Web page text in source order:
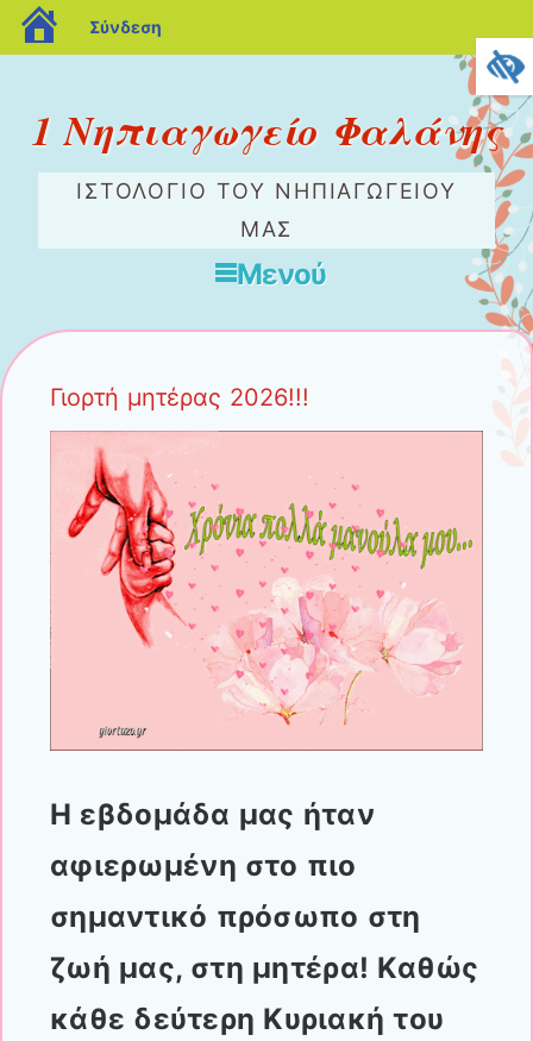
1 Νηπιαγωγείο Φαλάνης
ΙΣΤΟΛΌΓΙΟ ΤΟΥ ΝΗΠΙΑΓΩΓΕΊΟΥ
ΜΑΣ
Μενού
Γιορτή μητέρας 2026!!!
Η εβδομάδα μας ήταν
αφιερωμένη στο πιο
σημαντικό πρόσωπο στη
ζωή μας, στη μητέρα! Καθώς
κάθε δεύτερη Κυριακή του
blogs.sch.gr
Σύνδεση